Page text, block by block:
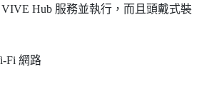
VIVE Hub服務並執行，而且頭戴式裝
Fi 網路